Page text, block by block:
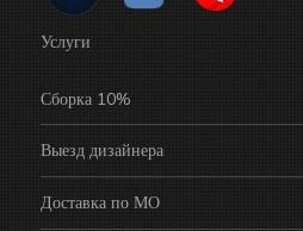
Услуги
Сборка 10%
Выезд дизайнера
Доставка по МО